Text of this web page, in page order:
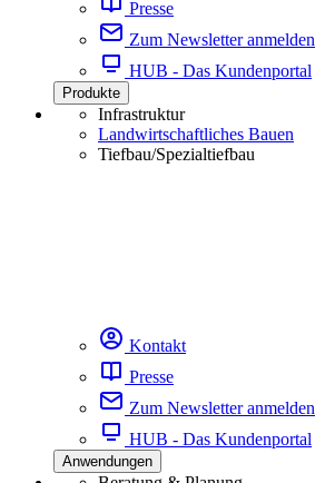
Presse
Zum Newsletter anmelden
HUB - Das Kundenportal
Produkte
Infrastruktur
Landwirtschaftliches Bauen
Tiefbau/Spezialtiefbau
Kontakt
Presse
Zum Newsletter anmelden
HUB - Das Kundenportal
Anwendungen